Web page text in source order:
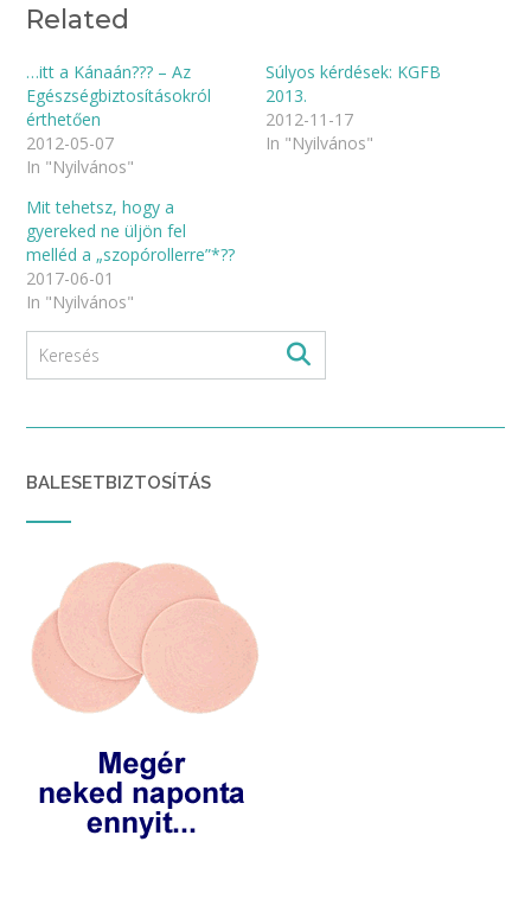
Related
…itt a Kánaán??? – Az
Egészségbiztosításokról
érthetően
2012-05-07
In "Nyilvános"
Súlyos kérdések: KGFB
2013.
2012-11-17
In "Nyilvános"
Mit tehetsz, hogy a
gyereked ne üljön fel
melléd a „szopórollerre”*??
2017-06-01
In "Nyilvános"
BALESETBIZTOSÍTÁS